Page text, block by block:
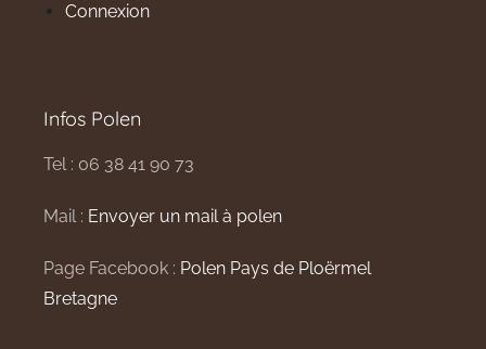
Connexion
Infos Polen
Tel : 06 38 41 90 73
Mail : Envoyer un mail à polen
Page Facebook : Polen Pays de Ploërmel
Bretagne